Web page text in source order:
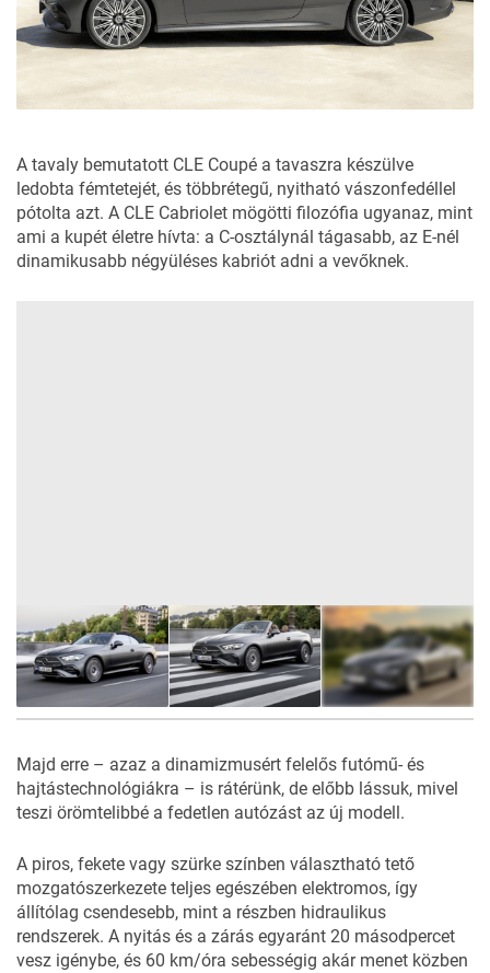
A tavaly bemutatott CLE Coupé a tavaszra készülve
ledobta fémtetejét, és többrétegű, nyitható vászonfedéllel
pótolta azt. A CLE Cabriolet mögötti filozófia ugyanaz, mint
ami a kupét életre hívta: a C-osztálynál tágasabb, az E-nél
dinamikusabb négyüléses kabriót adni a vevőknek.
Majd erre – azaz a dinamizmusért felelős futómű- és
hajtástechnológiákra – is rátérünk, de előbb lássuk, mivel
teszi örömtelibbé a fedetlen autózást az új modell.
A piros, fekete vagy szürke színben választható tető
mozgatószerkezete teljes egészében elektromos, így
állítólag csendesebb, mint a részben hidraulikus
rendszerek. A nyitás és a zárás egyaránt 20 másodpercet
vesz igénybe, és 60 km/óra sebességig akár menet közben